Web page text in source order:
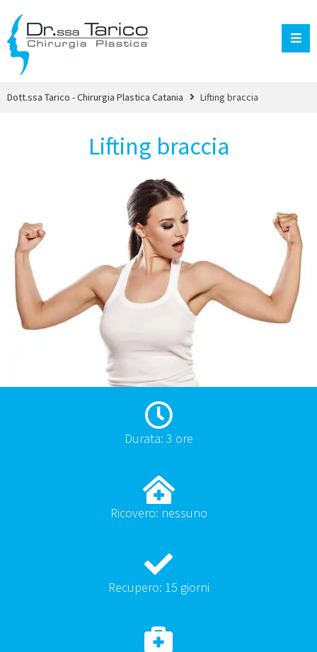
Dott.ssa Tarico - Chirurgia Plastica Catania Lifting braccia
Lifting braccia
Durata: 3 ore
Ricovero: nessuno
Recupero: 15 giorni